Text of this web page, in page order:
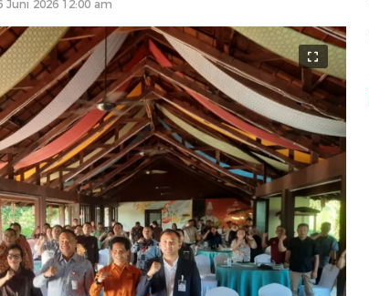
Juni 2026 12:00 am